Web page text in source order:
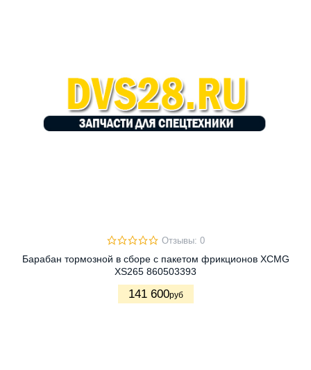
Отзывы: 0
Барабан тормозной в сборе с пакетом фрикционов XCMG
XS265 860503393
141 600руб